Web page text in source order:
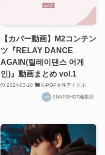
【カバー動画】M2コンテン
ツ『RELAY DANCE
AGAIN(릴레이댄스 어게
인)』動画まとめ vol.1
2024-03-20 K-POP女性アイドル
SNAPSHOT編集部